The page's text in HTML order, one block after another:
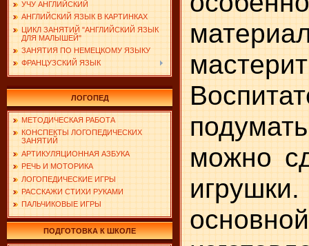
УЧУ АНГЛИЙСКИЙ
АНГЛИЙСКИЙ ЯЗЫК В КАРТИНКАХ
ЦИКЛ ЗАНЯТИЙ "АНГЛИЙСКИЙ ЯЗЫК
ДЛЯ МАЛЫШЕЙ"
ЗАНЯТИЯ ПО НЕМЕЦКОМУ ЯЗЫКУ
ФРАНЦУЗСКИЙ ЯЗЫК
ЛОГОПЕД
МЕТОДИЧЕСКАЯ РАБОТА
КОНСПЕКТЫ ЛОГОПЕДИЧЕСКИХ
ЗАНЯТИЙ
АРТИКУЛЯЦИОННАЯ АЗБУКА
РЕЧЬ И МОТОРИКА
ЛОГОПЕДИЧЕСКИЕ ИГРЫ
РАССКАЖИ СТИХИ РУКАМИ
ПАЛЬЧИКОВЫЕ ИГРЫ
ПОДГОТОВКА К ШКОЛЕ
можно